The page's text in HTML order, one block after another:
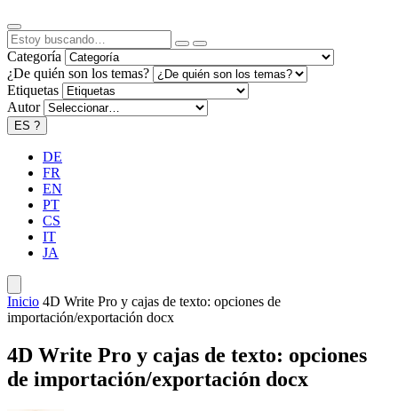
Categoría
¿De quién son los temas?
Etiquetas
Autor
ES ?
DE
FR
EN
PT
CS
IT
JA
Inicio 4D Write Pro y cajas de texto: opciones de
importación/exportación docx
4D Write Pro y cajas de texto: opciones
de importación/exportación docx